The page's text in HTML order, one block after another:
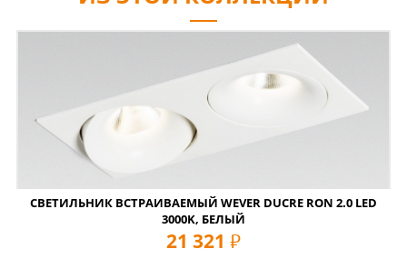
СВЕТИЛЬНИК ВСТРАИВАЕМЫЙ WEVER DUCRE RON 2.0 LED
3000K, БЕЛЫЙ
21 321 руб